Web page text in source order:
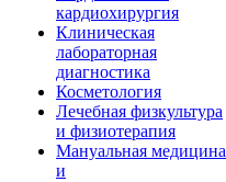
кардиохирургия
Клиническая
лабораторная
диагностика
Косметология
Лечебная физкультура
и физиотерапия
Мануальная медицина
и